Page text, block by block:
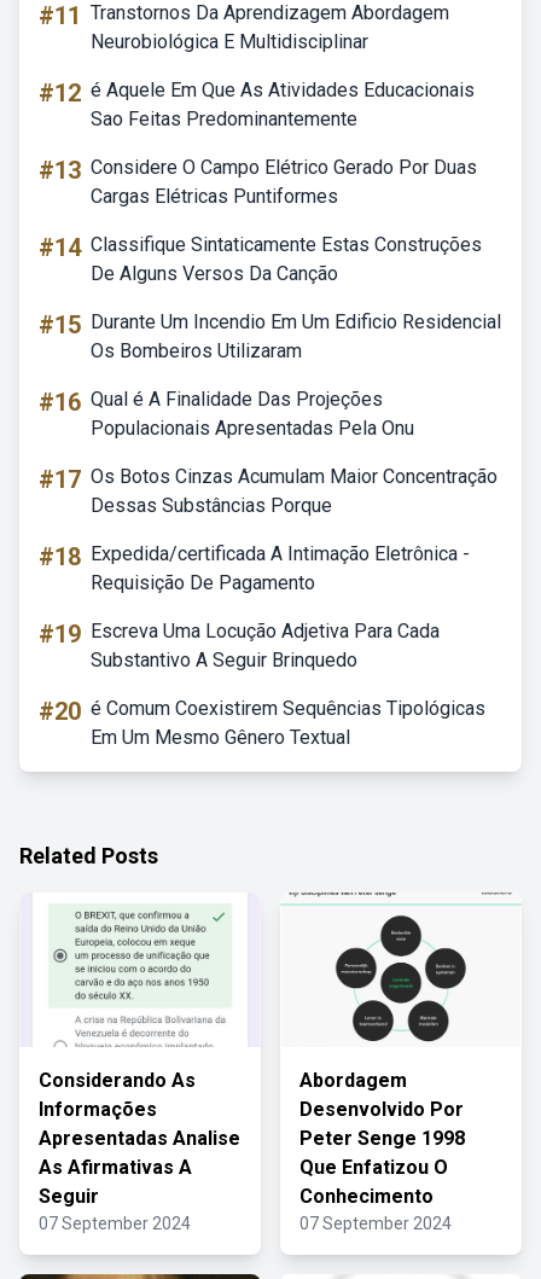
#11 Transtornos Da Aprendizagem Abordagem
Neurobiológica E Multidisciplinar
#12 é Aquele Em Que As Atividades Educacionais
Sao Feitas Predominantemente
#13 Considere O Campo Elétrico Gerado Por Duas
Cargas Elétricas Puntiformes
#14 Classifique Sintaticamente Estas Construções
De Alguns Versos Da Canção
#15 Durante Um Incendio Em Um Edificio Residencial
Os Bombeiros Utilizaram
#16 Qual é A Finalidade Das Projeções
Populacionais Apresentadas Pela Onu
#17 Os Botos Cinzas Acumulam Maior Concentração
Dessas Substâncias Porque
#18 Expedida/certificada A Intimação Eletrônica -
Requisição De Pagamento
#19 Escreva Uma Locução Adjetiva Para Cada
Substantivo A Seguir Brinquedo
#20 é Comum Coexistirem Sequências Tipológicas
Em Um Mesmo Gênero Textual
Related Posts
Considerando As
Informações
Apresentadas Analise
As Afirmativas A
Seguir
07 September 2024
Abordagem
Desenvolvido Por
Peter Senge 1998
Que Enfatizou O
Conhecimento
07 September 2024